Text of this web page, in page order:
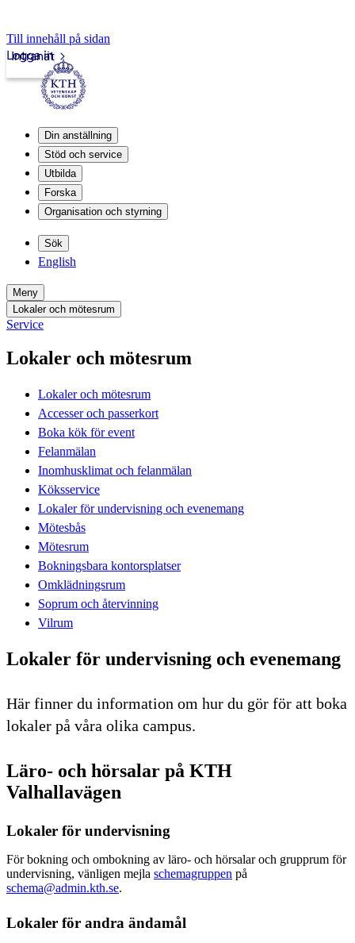
Till innehåll på sidan
Intranät
Logga in
Din anställning
Stöd och service
Utbilda
Forska
Organisation och styrning
Sök
English
Meny
Lokaler och mötesrum
Service
Lokaler och mötesrum
Lokaler och mötesrum
Accesser och passerkort
Boka kök för event
Felanmälan
Inomhusklimat och felanmälan
Köksservice
Lokaler för undervisning och evenemang
Mötesbås
Mötesrum
Bokningsbara kontorsplatser
Omklädningsrum
Soprum och återvinning
Vilrum
Lokaler för undervisning och evenemang
Här finner du information om hur du gör för att boka
lokaler på våra olika campus.
Läro- och hörsalar på KTH
Valhallavägen
Lokaler för undervisning
För bokning och ombokning av läro- och hörsalar och grupprum för
undervisning, vänligen mejla schemagruppen på
schema@admin.kth.se.
Lokaler för andra ändamål